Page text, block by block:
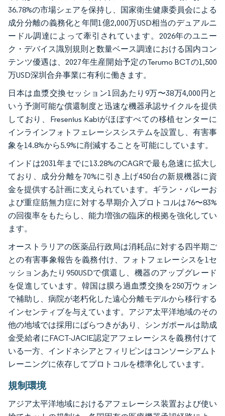
36.78%の市場シェアを保持し、国家衛生健康委員会による
成分分離の義務化と年間1億2,000万USD相当のデュアルニ
ードル調達によって牽引されています。2026年のユニー
ク・デバイス識別規則と数量ベース調達における国内コン
テンツ優遇は、2027年生産開始予定のTerumo BCTの1,500
万USD深圳合弁事業に有利に働きます。
日本は血漿交換セッション1回あたり9万〜38万4,000円と
いう予測可能な償還制度と迅速な機器承認サイクルを提供
しており、Fresenius Kabiがほぼすべての移植センターに
インラインフォトフェレーシスシステムを設置し、有害事
象を14.8%から5.9%に削減することを可能にしています。
インドは2031年までに13.28%のCAGRで最も急速に拡大し
ており、成分分離を70%に引き上げ450台の新規機器に資
金を提供する計画に支えられています。ギラン・バレーお
よび重症筋無力症に対する早期介入プロトコルは76〜83%
の回復率をもたらし、能力増強の臨床的根拠を強化してい
ます。
オーストラリアの医薬品行政局は消耗品に対する四半期ご
との有害事象報告を義務付け、フォトフェレーシスを1セ
ッションあたり950USDで償還し、機器のアップグレード
を促進しています。韓国は膜ろ過血漿交換を250万ウォン
で補助し、病院が老朽化した遠心分離モデルから移行する
インセンティブを与えています。アジア太平洋地域のその
他の地域では採用にばらつきがあり、シンガポールは助成
金受給者にFACT-JACIE認定アフェレーシスを義務付けて
いる一方、インドネシアとフィリピンはコンソーシアムト
レーニングに依存してプロトコルを標準化しています。
規制環境
アジア太平洋地域におけるアフェレーシス装置および使い